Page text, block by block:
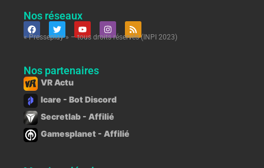
Nos réseaux
« Presseplay » – tous droits réservés (INPI 2023)
Nos partenaires
VR Actu
Icare - Bot Discord
Secretlab - Affilié
Gamesplanet - Affilié